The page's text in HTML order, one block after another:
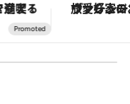
理の手法で満喫！ ヴァシュロン・コンスタンタ